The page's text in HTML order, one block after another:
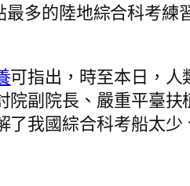
多的陸地綜合科考練
可指出，時至本日，
副院長、嚴重平臺
我國綜合科考船太